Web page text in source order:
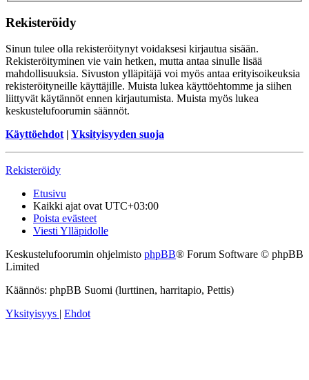
Rekisteröidy
Sinun tulee olla rekisteröitynyt voidaksesi kirjautua sisään.
Rekisteröityminen vie vain hetken, mutta antaa sinulle lisää
mahdollisuuksia. Sivuston ylläpitäjä voi myös antaa erityisoikeuksia
rekisteröityneille käyttäjille. Muista lukea käyttöehtomme ja siihen
liittyvät käytännöt ennen kirjautumista. Muista myös lukea
keskustelufoorumin säännöt.
Käyttöehdot | Yksityisyyden suoja
Rekisteröidy
Etusivu
Kaikki ajat ovat UTC+03:00
Poista evästeet
Viesti Ylläpidolle
Keskustelufoorumin ohjelmisto phpBB® Forum Software © phpBB
Limited
Käännös: phpBB Suomi (lurttinen, harritapio, Pettis)
Yksityisyys | Ehdot